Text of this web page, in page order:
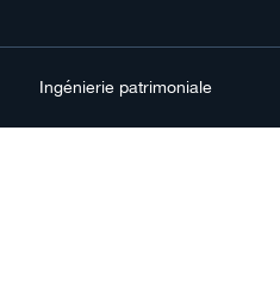
Ingénierie patrimoniale